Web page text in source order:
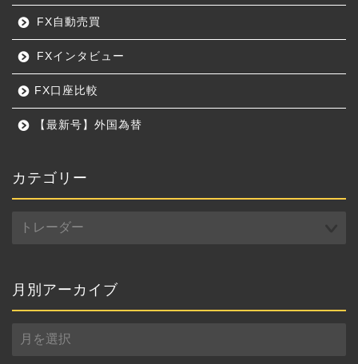
FX自動売買
FXインタビュー
FX口座比較
【最新号】外国為替
カテゴリー
ー
月別アーカイブ
月
別